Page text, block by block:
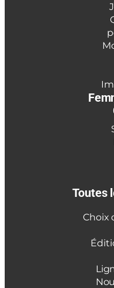
Toutes
Choix